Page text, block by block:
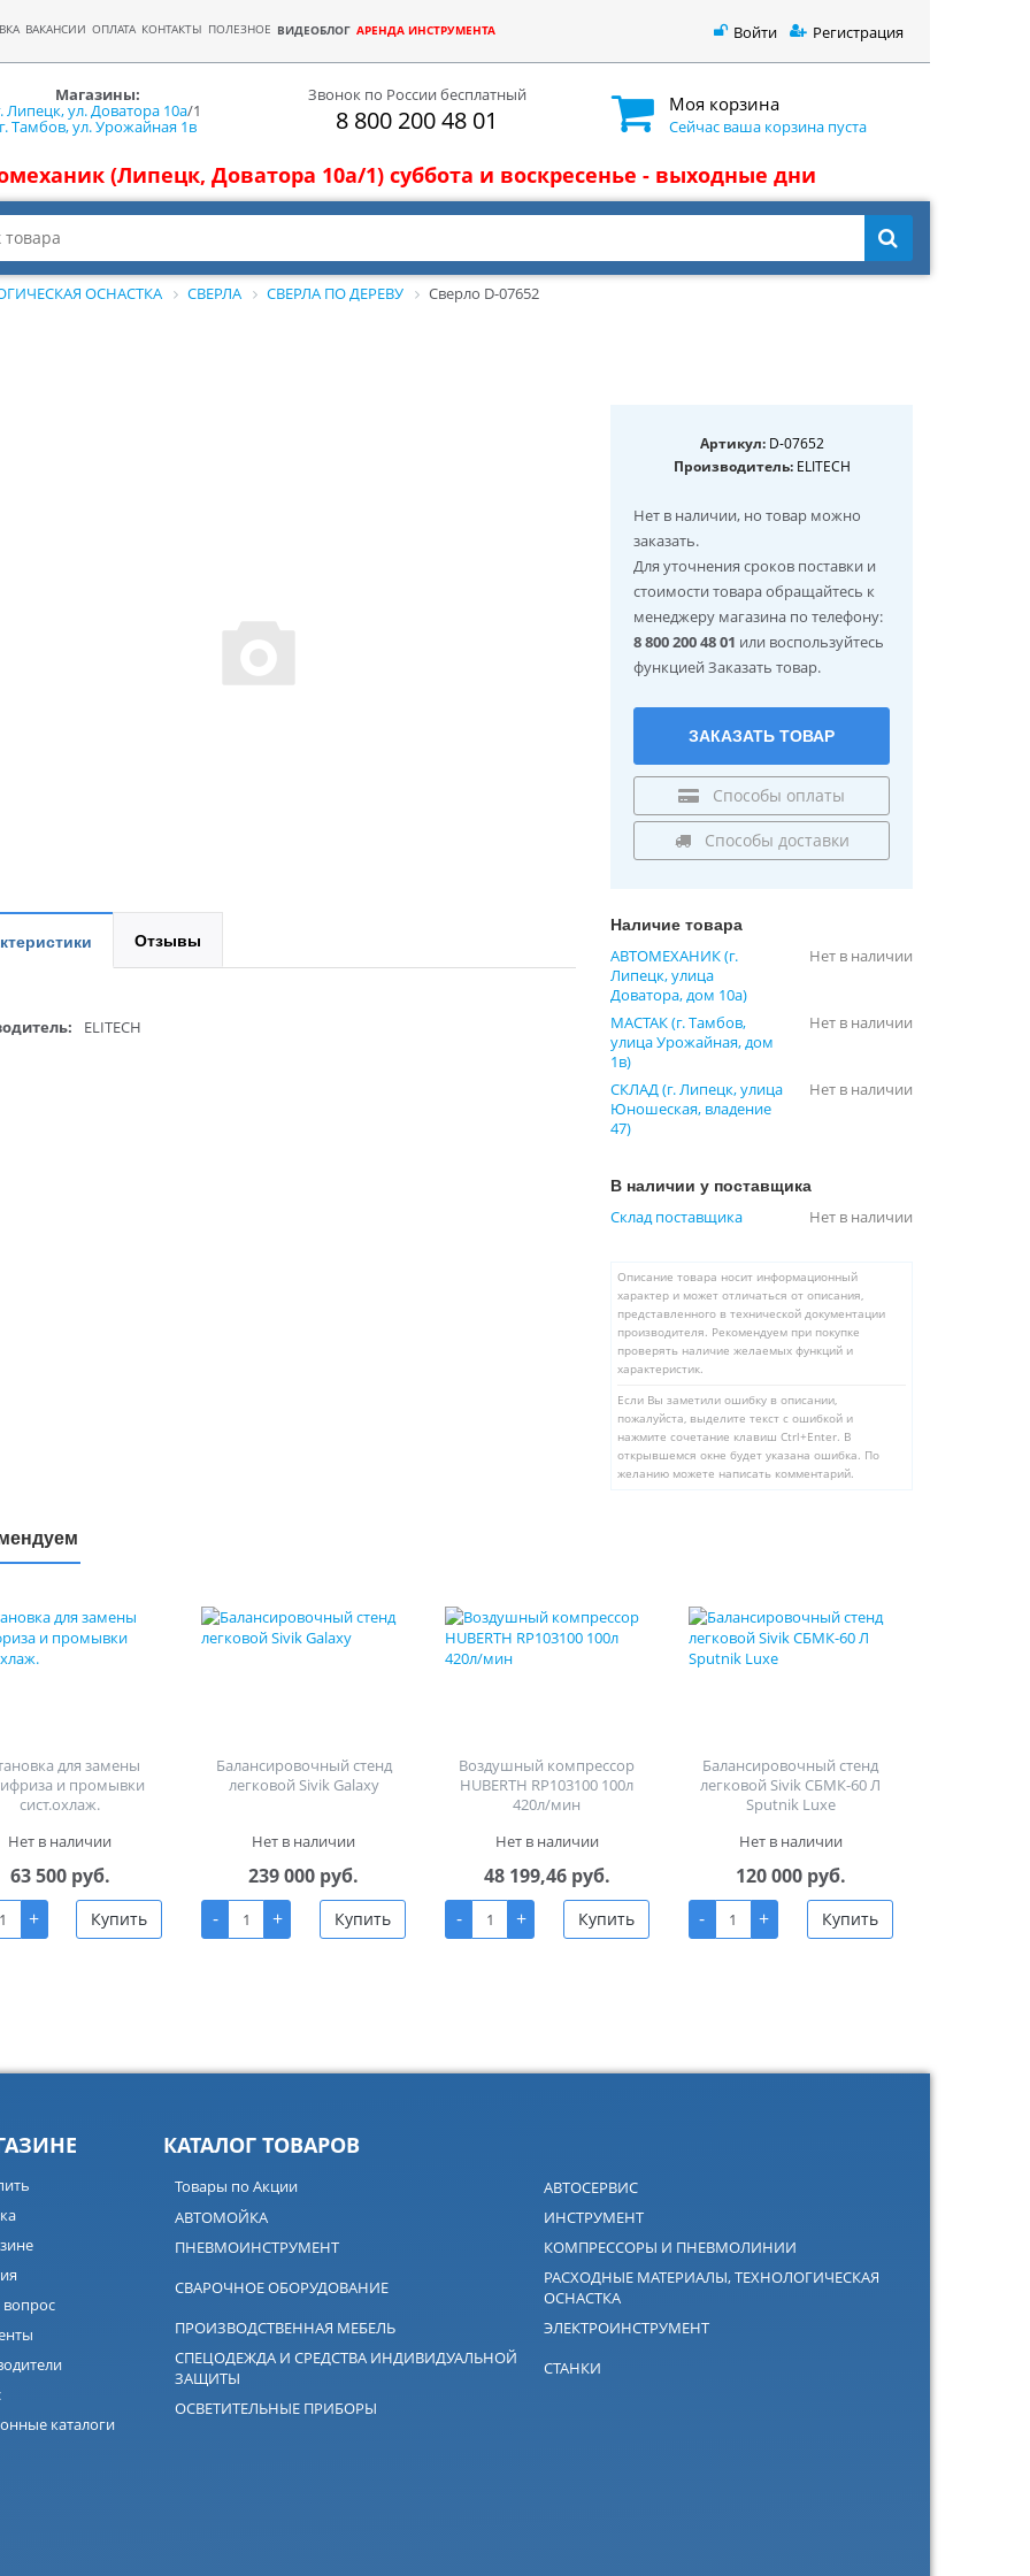
ВАКАНСИИ ОПЛАТА КОНТАКТЫ ПОЛЕЗНОЕ ВИДЕОБЛОГ АРЕНДА ИНСТРУМЕНТА Войти Регистрация
Магазины:
Липецк, ул. Доватора 10а/1
г. Тамбов, ул. Урожайная 1в
Звонок по России бесплатный
8 800 200 48 01
Моя корзина
Сейчас ваша корзина пуста
(Липецк, Доватора 10а/1) суббота и воскресенье - выходные дни
ОСНАСТКА СВЕРЛА СВЕРЛА ПО ДЕРЕВУ Сверло D-07652
Артикул:D-07652
Производитель:ELITECH
Нет в наличии, но товар можно
заказать.
Для уточнения сроков поставки и
стоимости товара обращайтесь к
менеджеру магазина по телефону:
8 800 200 48 01 или воспользуйтесь
функцией Заказать товар.
ЗАКАЗАТЬ ТОВАР
Способы оплаты
Способы доставки
Отзывы
ELITECH
Наличие товара
АВТОМЕХАНИК (г.
Липецк, улица
Доватора, дом 10а)
Нет в наличии
МАСТАК (г. Тамбов,
улица Урожайная, дом
1в)
Нет в наличии
СКЛАД (г. Липецк, улица
Юношеская, владение
47)
Нет в наличии
В наличии у поставщика
Склад поставщика Нет в наличии
Описание товара носит информационный
характер и может отличаться от описания,
представленного в технической документации
производителя. Рекомендуем при покупке
проверять наличие желаемых функций и
характеристик.
Если Вы заметили ошибку в описании,
пожалуйста, выделите текст с ошибкой и
нажмите сочетание клавиш Ctrl+Enter. В
открывшемся окне будет указана ошибка. По
желанию можете написать комментарий.
для замены
и промывки
сист.охлаж.
Нет в наличии
63 500 руб.
+ Купить
Балансировочный стенд
легковой Sivik Galaxy
Нет в наличии
239 000 руб.
-
+ Купить
Воздушный компрессор
HUBERTH RP103100 100л
420л/мин
Нет в наличии
48 199,46 руб.
-
+ Купить
Балансировочный стенд
легковой Sivik СБМК-60 Л
Sputnik Luxe
Нет в наличии
120 000 руб.
-
+ Купить
вопрос
каталоги
КАТАЛОГ ТОВАРОВ
Товары по Акции
АВТОСЕРВИС
АВТОМОЙКА
ИНСТРУМЕНТ
ПНЕВМОИНСТРУМЕНТ
КОМПРЕССОРЫ И ПНЕВМОЛИНИИ
СВАРОЧНОЕ ОБОРУДОВАНИЕ
РАСХОДНЫЕ МАТЕРИАЛЫ, ТЕХНОЛОГИЧЕСКАЯ
ОСНАСТКА
ПРОИЗВОДСТВЕННАЯ МЕБЕЛЬ
ЭЛЕКТРОИНСТРУМЕНТ
СПЕЦОДЕЖДА И СРЕДСТВА ИНДИВИДУАЛЬНОЙ
ЗАЩИТЫ
СТАНКИ
ОСВЕТИТЕЛЬНЫЕ ПРИБОРЫ